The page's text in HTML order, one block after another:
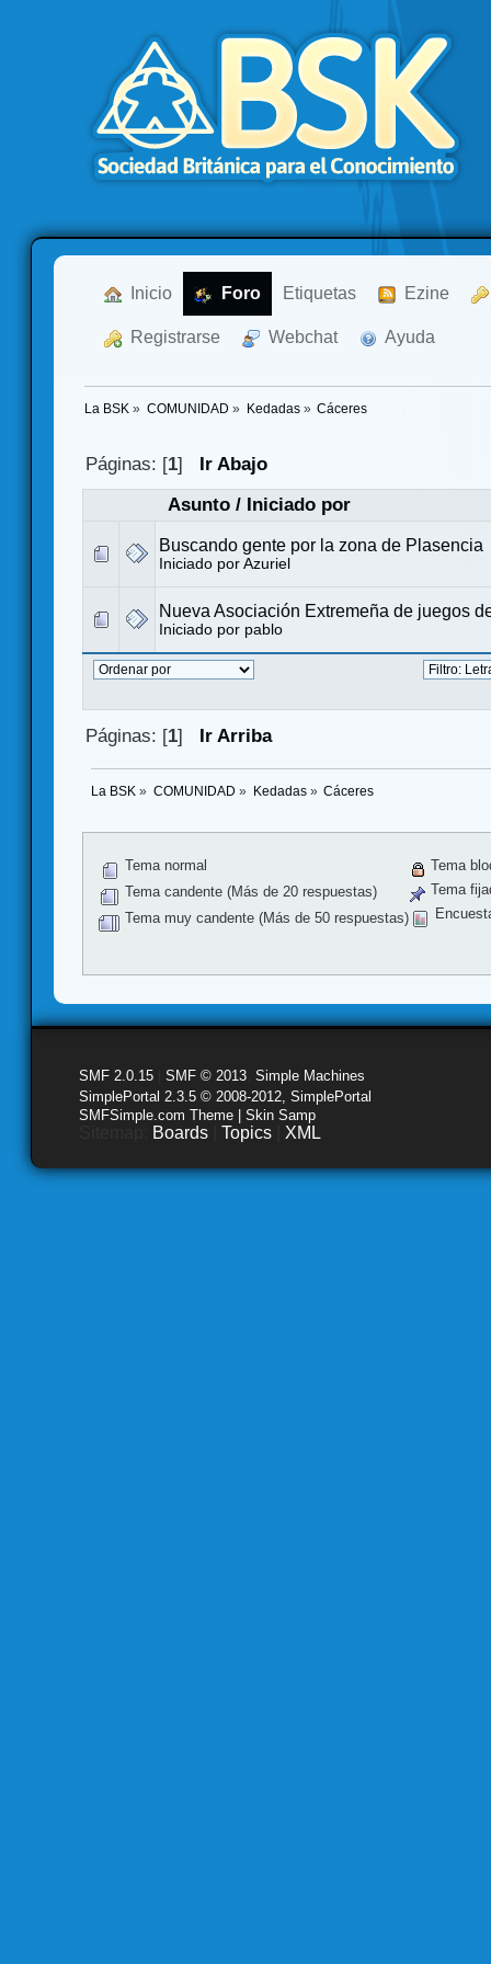
Inicio Foro Etiquetas Ezine
Registrarse Webchat Ayuda
La BSK » COMUNIDAD » Kedadas» Cáceres
Páginas: [1]
Ir Abajo
Asunto/ Iniciado por
Buscando gente por la zona de Plasencia
Iniciado por Azuriel
Nueva Asociación Extremeña de juegos
Iniciado por pablo
Páginas: [1] Ir Arriba
La BSK » COMUNIDAD » Kedadas» Cáceres
Tema normal
Tema candente (Más de 20 respuestas)
Tema muy candente (Más de 50 respuestas)
Tema
Tema
SMF 2.0.15 SMF © 2013 Simple Machines
SimplePortal 2.3.5 © 2008-2012, SimplePortal
SMFSimple.com Theme | Skin Samp
Boards Topics XML